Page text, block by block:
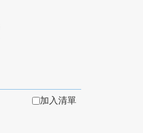
加入清單